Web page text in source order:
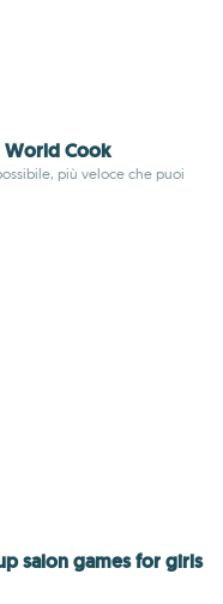
World Cook
più veloce che puoi
salon games for girls